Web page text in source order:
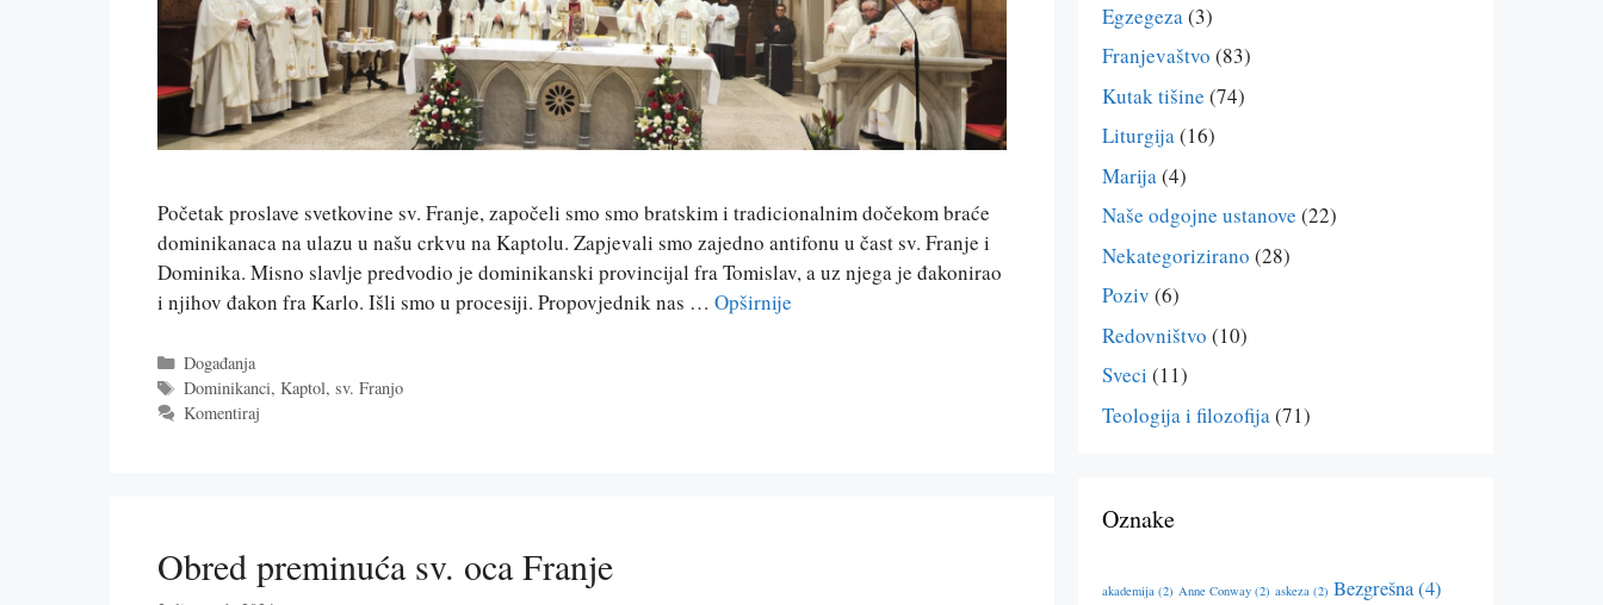
Početak proslave svetkovine sv. Franje, započeli smo smo bratskim i tradicionalnim dočekom braće
dominikanaca na ulazu u našu crkvu na Kaptolu. Zapjevali smo zajedno antifonu u čast sv. Franje i
Dominika. Misno slavlje predvodio je dominikanski provincijal fra Tomislav, a uz njega je đakonirao
i njihov đakon fra Karlo. Išli smo u procesiji. Propovjednik nas … Opširnije
Kategorije
Događanja
Oznake
Dominikanci, Kaptol, sv. Franjo
Komentiraj
Obred preminuća sv. oca Franje
Egzegeza(3)
Franjevaštvo (83)
Kutak tišine (74)
Liturgija(16)
Marija(4)
Naše odgojne ustanove (22)
Nekategorizirano (28)
Poziv (6)
Redovništvo (10)
Sveci (11)
Teologija i filozofija(71)
Oznake
akademija (2) Anne Conway (2) askeza (2) Bezgrešna(4)